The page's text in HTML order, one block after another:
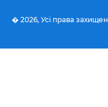
� 2026, Усі права